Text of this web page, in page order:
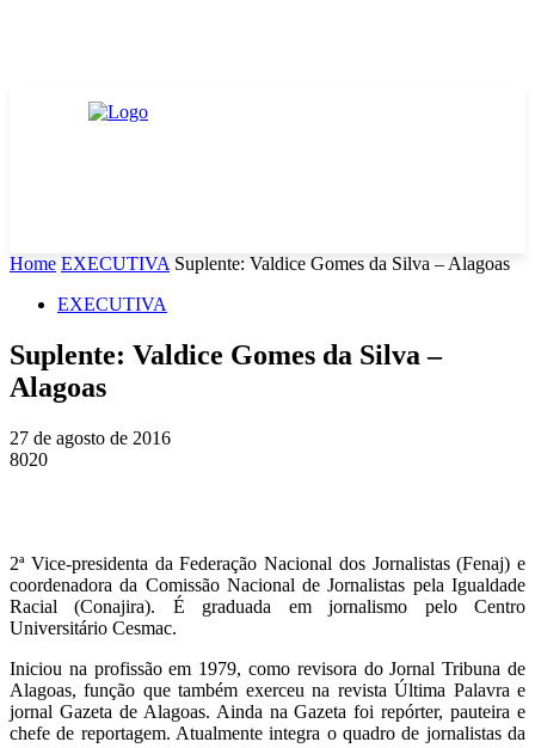
Home EXECUTIVA Suplente: Valdice Gomes da Silva – Alagoas
EXECUTIVA
Suplente: Valdice Gomes da Silva –
Alagoas
27 de agosto de 2016
8020
2ª Vice-presidenta da Federação Nacional dos Jornalistas (Fenaj) e
coordenadora da Comissão Nacional de Jornalistas pela Igualdade
Racial (Conajira). É graduada em jornalismo pelo Centro
Universitário Cesmac.
Iniciou na profissão em 1979, como revisora do Jornal Tribuna de
Alagoas, função que também exerceu na revista Última Palavra e
jornal Gazeta de Alagoas. Ainda na Gazeta foi repórter, pauteira e
chefe de reportagem. Atualmente integra o quadro de jornalistas da